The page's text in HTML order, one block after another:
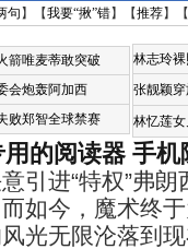
句 】【我要“揪”错】【推荐】
箭唯麦蒂敢突破
会炮轰阿加西
败郑智全球禁赛
林志玲
张靓颖
林忆莲
的阅读器 手机
进“特权”弗朗
如今，魔术终
光无限沦落到